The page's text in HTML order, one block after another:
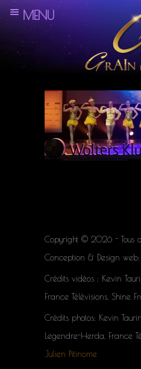
Copyright © 2026 - Tous
Conception & Design web:
Crédits vidéos : Kevin
France Télévisions, Shine
Crédits photos: Kevin
Legendre-Herda, France
Julien Pitinome
MENU